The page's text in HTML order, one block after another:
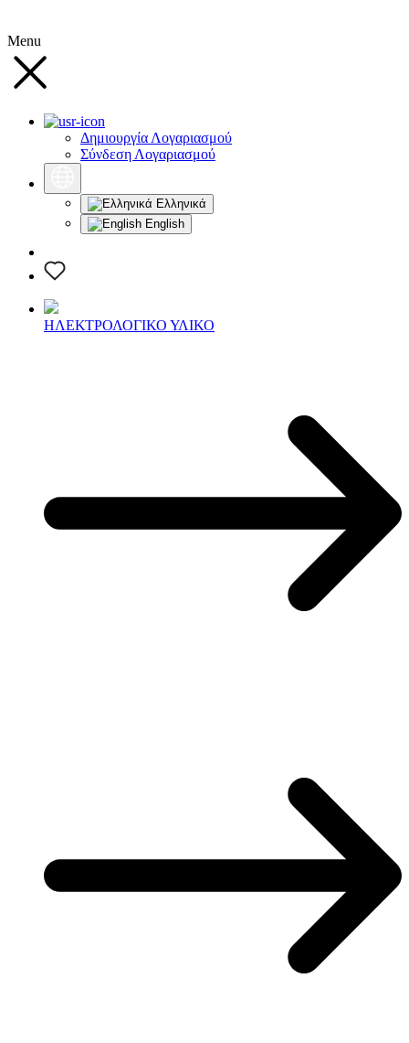
Menu
Δημιουργία Λογαριασμού
Σύνδεση Λογαριασμού
Ελληνικά
English
ΗΛΕΚΤΡΟΛΟΓΙΚΟ ΥΛΙΚΟ